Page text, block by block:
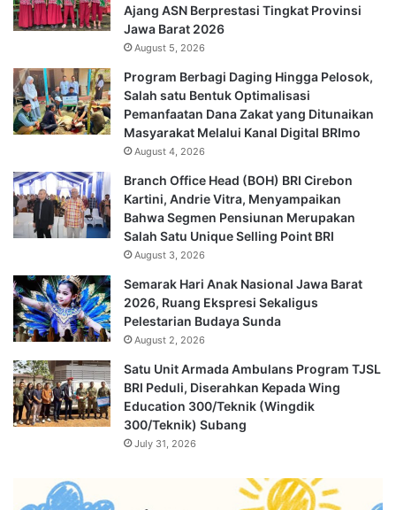
Ajang ASN Berprestasi Tingkat Provinsi
Jawa Barat 2026
August 5, 2026
Program Berbagi Daging Hingga Pelosok,
Salah satu Bentuk Optimalisasi
Pemanfaatan Dana Zakat yang Ditunaikan
Masyarakat Melalui Kanal Digital BRImo
August 4, 2026
Branch Office Head (BOH) BRI Cirebon
Kartini, Andrie Vitra, Menyampaikan
Bahwa Segmen Pensiunan Merupakan
Salah Satu Unique Selling Point BRI
August 3, 2026
Semarak Hari Anak Nasional Jawa Barat
2026, Ruang Ekspresi Sekaligus
Pelestarian Budaya Sunda
August 2, 2026
Satu Unit Armada Ambulans Program TJSL
BRI Peduli, Diserahkan Kepada Wing
Education 300/Teknik (Wingdik
300/Teknik) Subang
July 31, 2026